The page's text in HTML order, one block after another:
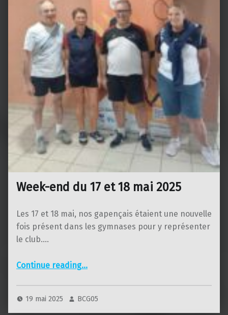
Week-end du 17 et 18 mai 2025
Les 17 et 18 mai, nos gapençais étaient une nouvelle
fois présent dans les gymnases pour y représenter
le club.…
Continue reading“Week-end du 17 et 18 mai 2025”
…
19 mai 2025 BCG05